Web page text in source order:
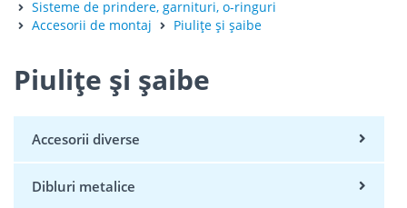
Sisteme de prindere, garnituri, o-ringuri
Accesorii de montaj
Piulițe și șaibe
Piulițe și șaibe
Accesorii diverse
Dibluri metalice